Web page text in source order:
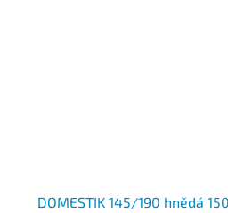
DOMESTIK 145/190 hnědá